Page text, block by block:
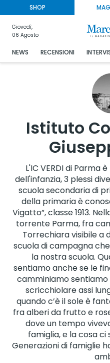
SHOP
Giovedì,
06 Agosto
NEWS RECENSIONI
Istituto
L'IC VERDI di Parma
dell'infanzia, 3 plessi
scuola secondaria di
della primaria è
Vigatto”, classe 1913.
torrente Parma, fra
Torrechiara visibile a
scuola di campagna che
la nostra scuola.
sentiamo anche se le
camminiamo
scricchiolare assi
quando c’è il sole è
fra alberi da frutto e
dove un tempo
famiglia, e la cosa
Generazioni di famiglie